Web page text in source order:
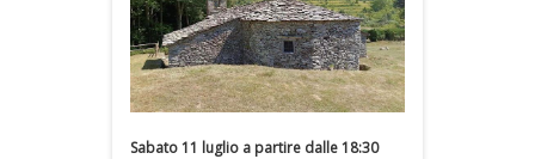
Sabato 11 luglio a partire dalle 18:30